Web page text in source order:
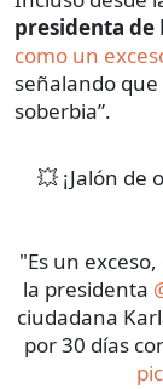
presidenta de
como un
señalando que
soberbia”.
💥 ¡Jalón de
"Es un
la presidenta
ciudadana
por 30 días